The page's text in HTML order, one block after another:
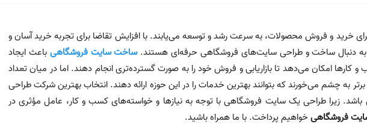
خرید و فروش محصولات، به سرعت رشد و توسعه می‌یابند. با افزایش تقاضا برای تجربه خرید آسان و
به دنبال ساخت و طراحی سایت‌های فروشگاهی حرفه‌ای هستند.ساخت سایت فروشگاهی باعث ایجاد
امکان می‌دهد تا بازاریابی و فروش خود را به صورت گسترده‌تری انجام دهند. اما در میان تعداد
به چشم می‌خورند که بتوانند بهترین خدمات را در این حوزه ارائه دهند. انتخاب بهترین شرکت طراحی
زیرا طراحی یک سایت فروشگاهی با توجه به نیازها و خواسته‌های کسب و کار، عامل مؤثری در
فروشگاهیخواهیم پرداخت. با ما همراه باشید.